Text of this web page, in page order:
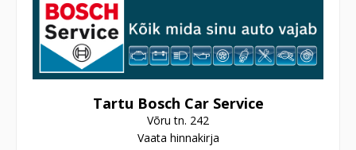
Tartu Bosch Car Service
Võru tn. 242
Vaata hinnakirja